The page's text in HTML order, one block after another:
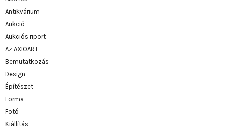
Antikvárium
Aukció
Aukciós riport
Az AXIOART
Bemutatkozás
Design
Építészet
Forma
Fotó
Kiállítás